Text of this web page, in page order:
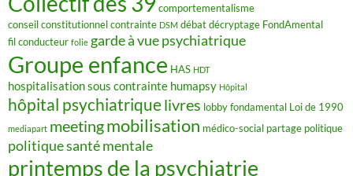
comportementalisme
conseil constitutionnelcontrainte DSM débatdécryptage FondAmental
fil conducteur folie garde à vue psychiatrique
Groupe enfance HAS HDT
hospitalisation sous contrainte humapsy Hôpital
hôpital psychiatriquelivres lobby fondamental Loi de 1990
mediapart meetingmobilisation médico-social partage politique
politique santé mentale
printemps de la psychiatrie